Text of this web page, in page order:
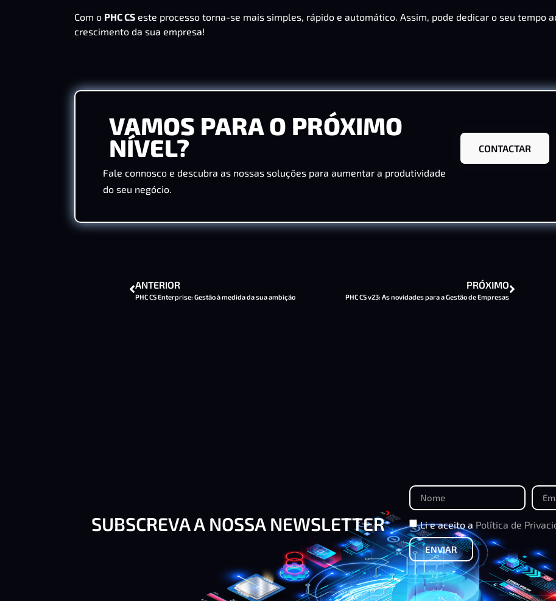
Com o PHC CS este processo torna-se mais simples, rápido e automático. Assim, pode dedicar o seu tempo
crescimento da sua empresa!
VAMOS PARA O PRÓXIMO
NÍVEL?
Fale connosco e descubra as nossas soluções para aumentar a produtividade
do seu negócio.
CONTACTAR
ANTERIOR
PHC CS Enterprise: Gestão à medida da sua ambição
PRÓXIMO
PHC CS v23: As novidades para a Gestão de Empresas
SUBSCREVA A NOSSA NEWSLETTER Li e aceito a Política de
ENVIAR